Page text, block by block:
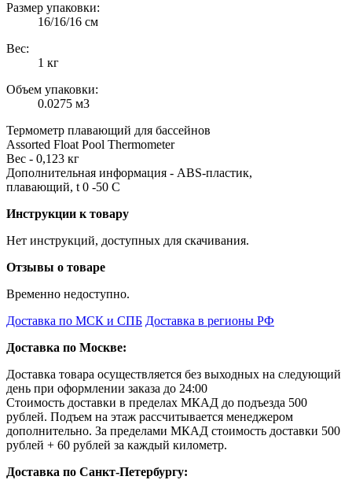
Размер упаковки:
16/16/16 см
Вес:
1 кг
Объем упаковки:
0.0275 м3
Термометр плавающий для бассейнов
Assorted Float Pool Thermometer
Вес - 0,123 кг
Дополнительная информация - ABS-пластик,
плавающий, t 0 -50 С
Инструкции к товару
Нет инструкций, доступных для скачивания.
Отзывы о товаре
Временно недоступно.
Доставка по МСК и СПБ Доставка в регионы РФ
Доставка по Москве:
Доставка товара осуществляется без выходных на следующий
день при оформлении заказа до 24:00
Стоимость доставки в пределах МКАД до подъезда 500
рублей. Подъем на этаж рассчитывается менеджером
дополнительно. За пределами МКАД стоимость доставки 500
рублей + 60 рублей за каждый километр.
Доставка по Санкт-Петербургу: